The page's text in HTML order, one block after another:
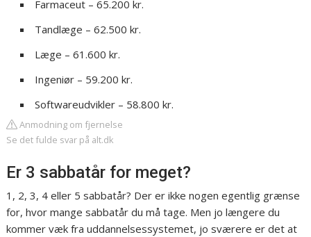
Farmaceut – 65.200 kr.
Tandlæge – 62.500 kr.
Læge – 61.600 kr.
Ingeniør – 59.200 kr.
Softwareudvikler – 58.800 kr.
Anmodning om fjernelse
Se det fulde svar på alt.dk
Er 3 sabbatår for meget?
1, 2, 3, 4 eller 5 sabbatår? Der er ikke nogen egentlig grænse
for, hvor mange sabbatår du må tage. Men jo længere du
kommer væk fra uddannelsessystemet, jo sværere er det at